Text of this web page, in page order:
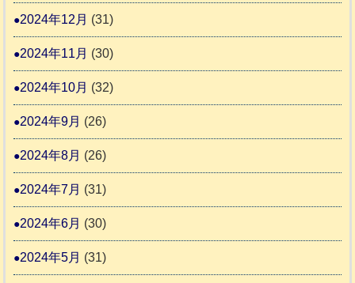
2024年12月 (31)
2024年11月 (30)
2024年10月 (32)
2024年9月 (26)
2024年8月 (26)
2024年7月 (31)
2024年6月 (30)
2024年5月 (31)